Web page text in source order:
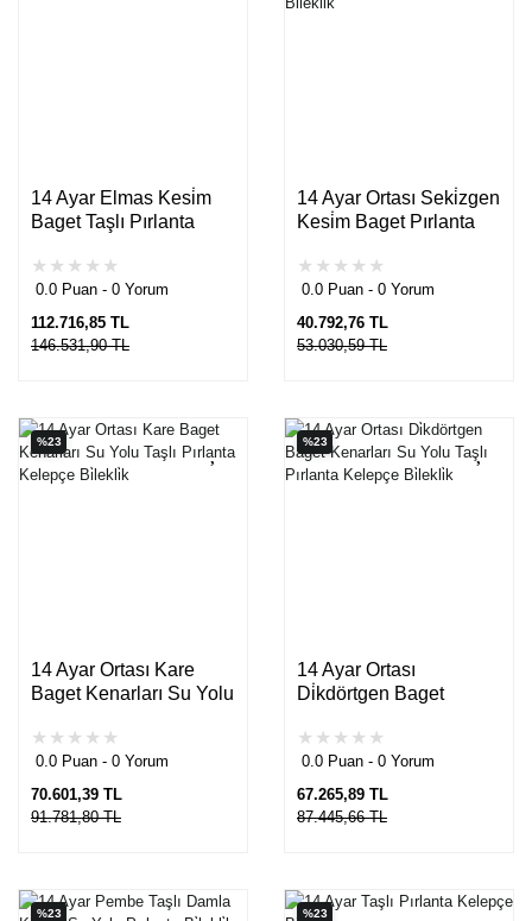
14 Ayar Elmas Kesi̇m
Baget Taşlı Pırlanta
0.0 Puan - 0 Yorum
112.716,85 TL
146.531,90 TL
14 Ayar Ortası Seki̇zgen
Kesi̇m Baget Pırlanta
0.0 Puan - 0 Yorum
40.792,76 TL
53.030,59 TL
%23
14 Ayar Ortası Kare
Baget Kenarları Su Yolu
Bi̇lekli̇k
0.0 Puan - 0 Yorum
70.601,39 TL
91.781,80 TL
%23
14 Ayar Ortası
Di̇kdörtgen Baget
Pırlanta Kelepçe
Bi̇lekli̇k
0.0 Puan - 0 Yorum
67.265,89 TL
87.445,66 TL
%23 %23